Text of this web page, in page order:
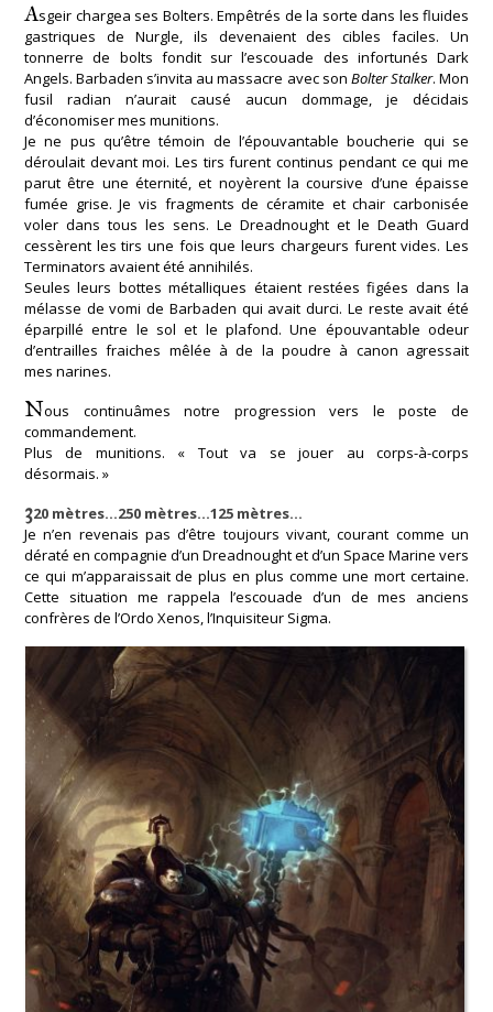
Asgeir chargea ses Bolters. Empêtrés de la sorte dans les fluides
gastriques de Nurgle, ils devenaient des cibles faciles. Un
tonnerre de bolts fondit sur l’escouade des infortunés Dark
Angels. Barbaden s’invita au massacre avec son Bolter Stalker. Mon
fusil radian n’aurait causé aucun dommage, je décidais
d’économiser mes munitions.
Je ne pus qu’être témoin de l’épouvantable boucherie qui se
déroulait devant moi. Les tirs furent continus pendant ce qui me
parut être une éternité, et noyèrent la coursive d’une épaisse
fumée grise. Je vis fragments de céramite et chair carbonisée
voler dans tous les sens. Le Dreadnought et le Death Guard
cessèrent les tirs une fois que leurs chargeurs furent vides. Les
Terminators avaient été annihilés.
Seules leurs bottes métalliques étaient restées figées dans la
mélasse de vomi de Barbaden qui avait durci. Le reste avait été
éparpillé entre le sol et le plafond. Une épouvantable odeur
d’entrailles fraiches mêlée à de la poudre à canon agressait
mes narines.
Nous continuâmes notre progression vers le poste de
commandement.
Plus de munitions. « Tout va se jouer au corps-à-corps
désormais. »
320 mètres…250 mètres…125 mètres…
Je n’en revenais pas d’être toujours vivant, courant comme un
dératé en compagnie d’un Dreadnought et d’un Space Marine vers
ce qui m’apparaissait de plus en plus comme une mort certaine.
Cette situation me rappela l’escouade d’un de mes anciens
confrères de l’Ordo Xenos, l’Inquisiteur Sigma.